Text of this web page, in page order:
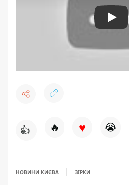
Play
👍 🔥 ♥ 😭
НОВИНИ КИЄВА ЗІРКИ